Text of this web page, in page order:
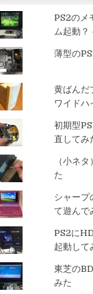
PS2のメ
ム起動
薄型の
黄ばんだ
ワイドハ
初期型
直してみ
（小ネ
た
シャー
て遊んで
PS2に
起動して
東芝の
みた